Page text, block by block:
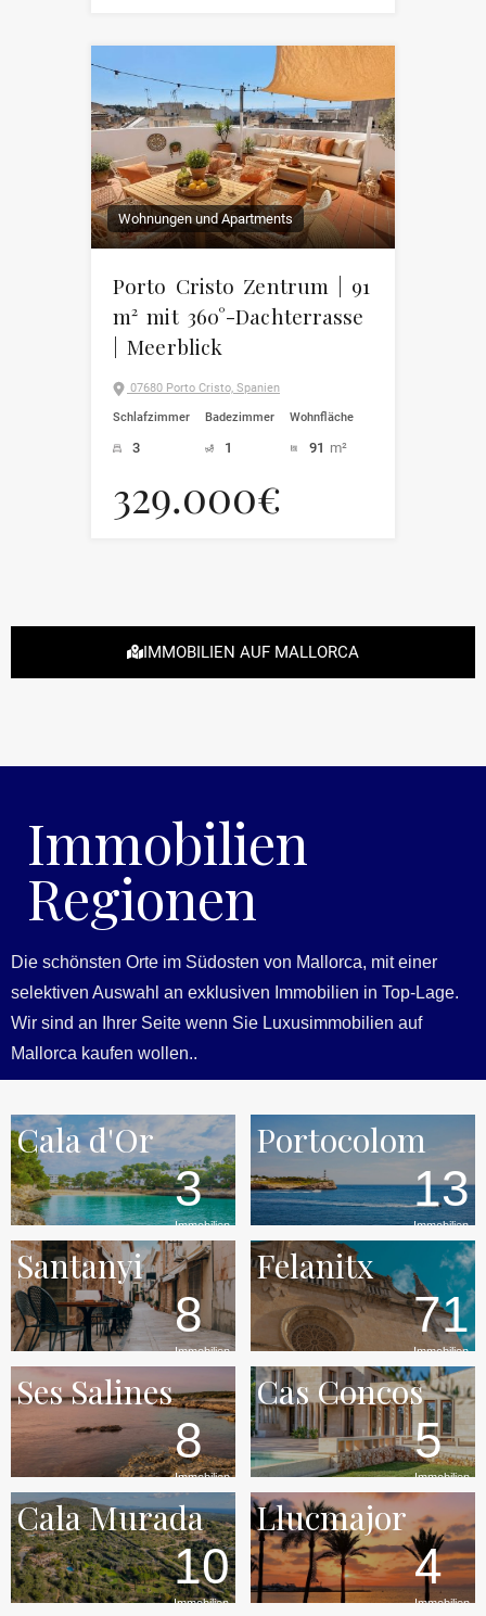
Wohnungen und Apartments
Porto Cristo Zentrum | 91
m² mit 360°-Dachterrasse
| Meerblick
07680 Porto Cristo, Spanien
Schlafzimmer
3
Badezimmer
1
Wohnfläche
91 m²
329.000€
IMMOBILIEN AUF MALLORCA
Immobilien
Regionen
Die schönsten Orte im Südosten von Mallorca, mit einer
selektiven Auswahl an exklusiven Immobilien in Top-Lage.
Wir sind an Ihrer Seite wenn Sie Luxusimmobilien auf
Mallorca kaufen wollen..
Cala d'Or
3
Immobilien
Portocolom
13
Immobilien
Santanyi
8
Immobilien
Felanitx
71
Immobilien
Ses Salines
8
Immobilien
Cas Concos
5
Immobilien
Cala Murada
10
Immobilien
Llucmajor
4
Immobilien